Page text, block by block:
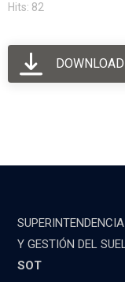
Hits: 82
DOWNLOAD
Y GESTIÓN DEL
SOT